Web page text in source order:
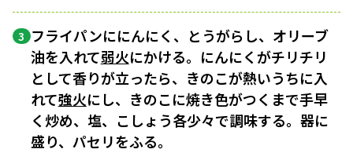
3 フライパンににんにく、とうがらし、オリーブ
油を入れて弱火にかける。にんにくがチリチリ
として香りが立ったら、きのこが熱いうちに入
れて強火にし、きのこに焼き色がつくまで手早
く炒め、塩、こしょう各少々で調味する。器に
盛り、パセリをふる。